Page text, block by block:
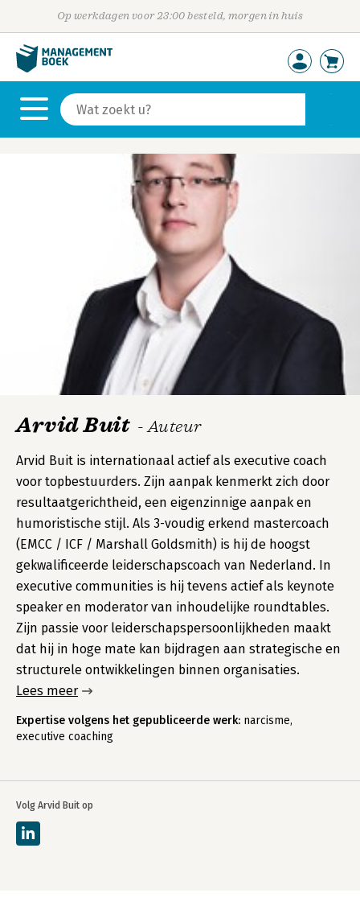
Op werkdagen voor 23:00 besteld, morgen in huis
Volg Arvid Buit op
Arvid Buit - Auteur
Arvid Buit is internationaal actief als executive coach
voor topbestuurders. Zijn aanpak kenmerkt zich door
resultaatgerichtheid, een eigenzinnige aanpak en
humoristische stijl. Als 3-voudig erkend mastercoach
(EMCC / ICF / Marshall Goldsmith) is hij de hoogst
gekwalificeerde leiderschapscoach van Nederland. In
executive communities is hij tevens actief als keynote
speaker en moderator van inhoudelijke roundtables.
Zijn passie voor leiderschapspersoonlijkheden maakt
dat hij in hoge mate kan bijdragen aan strategische en
structurele ontwikkelingen binnen organisaties.
Lees meer
Expertise volgens het gepubliceerde werk: narcisme,
executive coaching